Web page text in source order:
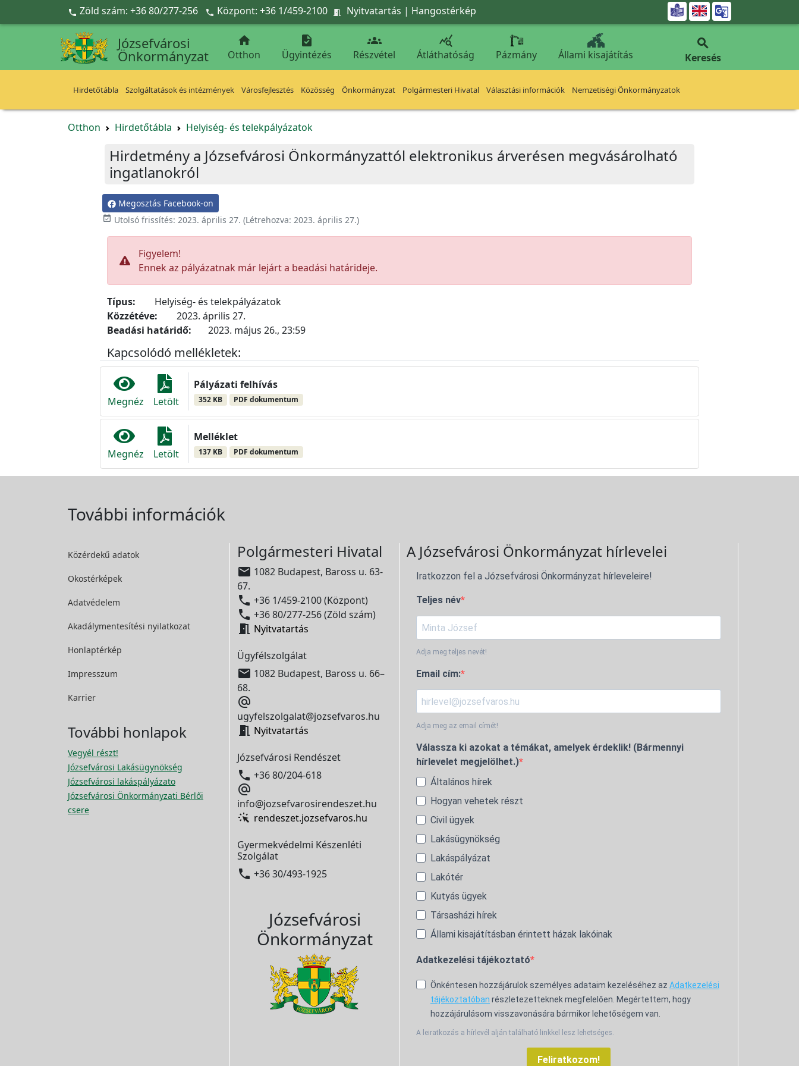
Ugrás a fő tartalomra
 Zöld szám: +36 80/277-256  Központ: +36 1/459-2100  Nyitvatartás | Hangostérkép 
Józsefvárosi
Önkormányzat

Otthon

Ügyintézés

Részvétel

Átláthatóság Pázmány Állami kisajátítás

Keresés
Hirdetőtábla Szolgáltatások és intézmények Városfejlesztés Közösség Önkormányzat Polgármesteri Hivatal Választási információk Nemzetiségi Önkormányzatok
Otthon Hirdetőtábla Helyiség- és telekpályázatok
Hirdetmény a Józsefvárosi Önkormányzattól elektronikus árverésen megvásárolható
ingatlanokról
Megosztás Facebook-on
 Utolsó frissítés: 2023. április 27. (Létrehozva: 2023. április 27.)
Figyelem!
Ennek az pályázatnak már lejárt a beadási határideje.
Típus:
Helyiség- és telekpályázatok
Közzétéve:
2023. április 27.
Beadási határidő:
2023. május 26., 23:59
Kapcsolódó mellékletek:
Megnéz Letölt
Pályázati felhívás
352 KB PDF dokumentum
Megnéz Letölt
Melléklet
137 KB PDF dokumentum
További információk
Közérdekű adatok
Okostérképek
Adatvédelem
Akadálymentesítési nyilatkozat
Honlaptérkép
Impresszum
Karrier
További honlapok
Vegyél részt!
Józsefvárosi Lakásügynökség
Józsefvárosi lakáspályázato
Józsefvárosi Önkormányzati Bérlői
csere
Polgármesteri Hivatal
 1082 Budapest, Baross u. 63-
67.
 +36 1/459-2100 (Központ)
 +36 80/277-256 (Zöld szám)
 Nyitvatartás
Ügyfélszolgálat
 1082 Budapest, Baross u. 66–
68.

ugyfelszolgalat@jozsefvaros.hu
 Nyitvatartás
Józsefvárosi Rendészet
 +36 80/204-618

info@jozsefvarosirendeszet.hu
rendeszet.jozsefvaros.hu
Gyermekvédelmi Készenléti
Szolgálat
 +36 30/493-1925
Józsefvárosi
Önkormányzat
A Józsefvárosi Önkormányzat hírlevelei
Iratkozzon fel a Józsefvárosi Önkormányzat hírleveleire!
Teljes név
Adja meg teljes nevét!
Email cím:
Adja meg az email címét!
Válassza ki azokat a témákat, amelyek érdeklik! (Bármennyi
hírlevelet megjelölhet.)
Általános hírek
Hogyan vehetek részt
Civil ügyek
Lakásügynökség
Lakáspályázat
Lakótér
Kutyás ügyek
Társasházi hírek
Állami kisajátításban érintett házak lakóinak
Adatkezelési tájékoztató
Önkéntesen hozzájárulok személyes adataim kezeléséhez az Adatkezelési
tájékoztatóban részletezetteknek megfelelően. Megértettem, hogy
hozzájárulásom visszavonására bármikor lehetőségem van.
A leiratkozás a hírlevél alján található linkkel lesz lehetséges.
Feliratkozom!